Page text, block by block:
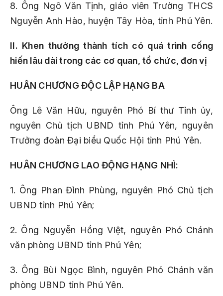
8. Ông Ngô Văn Tịnh, giáo viên Trường THCS
Nguyễn Anh Hào, huyện Tây Hòa, tỉnh Phú Yên.
II. Khen thưởng thành tích có quá trình cống
hiến lâu dài trong các cơ quan, tổ chức, đơn vị
HUÂN CHƯƠNG ĐỘC LẬP HẠNG BA
Ông Lê Văn Hữu, nguyên Phó Bí thư Tỉnh ủy,
nguyên Chủ tịch UBND tỉnh Phú Yên, nguyên
Trưởng đoàn Đại biểu Quốc Hội tỉnh Phú Yên.
HUÂN CHƯƠNG LAO ĐỘNG HẠNG NHÌ:
1. Ông Phan Đình Phùng, nguyên Phó Chủ tịch
UBND tỉnh Phú Yên;
2. Ông Nguyễn Hồng Việt, nguyên Phó Chánh
văn phòng UBND tỉnh Phú Yên;
3. Ông Bùi Ngọc Bình, nguyên Phó Chánh văn
phòng UBND tỉnh Phú Yên.